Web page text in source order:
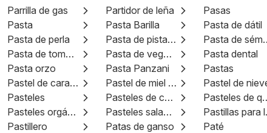
Parrilla de gas Partidor de leña
Pasas
Pasta Pasta Barilla
Pasta de dátil
Pasta de perla Pasta de pistache
Pasta de tomate Pasta de vegetales
Pasta dental
Pasta orzo Pasta Panzani
Pastas
Pastel de caramelo Pastel de miel 1600 g
Pastel de
Pasteles Pasteles de cumpleaños
Pasteles orgánicos Pasteles salados
Pastillero Patas de ganso
Paté